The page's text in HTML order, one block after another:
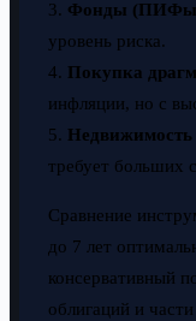
3. Фонды
уровень риска.
4. Покупка
инфляции, но с
5. Недвижимость
требует больших
Сравнение
до 7 лет
консервативный
облигаций и